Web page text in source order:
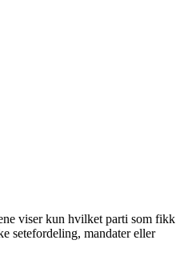
viser kun hvilket parti som fikk
setefordeling, mandater eller